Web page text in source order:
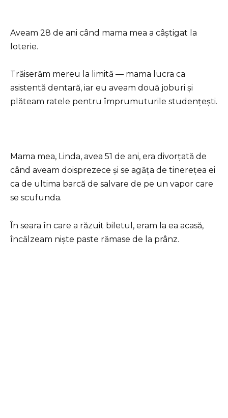
Aveam 28 de ani când mama mea a câștigat la
loterie.
Trăiserăm mereu la limită — mama lucra ca
asistentă dentară, iar eu aveam două joburi și
plăteam ratele pentru împrumuturile studențești.
Mama mea, Linda, avea 51 de ani, era divorțată de
când aveam doisprezece și se agăța de tinerețea ei
ca de ultima barcă de salvare de pe un vapor care
se scufunda.
În seara în care a răzuit biletul, eram la ea acasă,
încălzeam niște paste rămase de la prânz.